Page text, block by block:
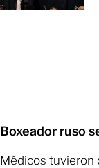
Boxeador ruso
Médicos tuvieron